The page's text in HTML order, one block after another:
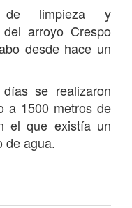
de limpieza y
arroyo Crespo
desde hace un
se realizaron
a 1500 metros de
el que existía un
de agua.